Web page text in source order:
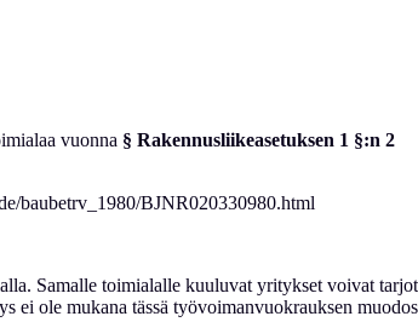
vuonna § Rakennusliikeasetuksen 1 §:n 2
baubetrv_1980/BJNR020330980.html
Samalle toimialalle kuuluvat yritykset voivat
ei ole mukana tässä työvoimanvuokrauksen